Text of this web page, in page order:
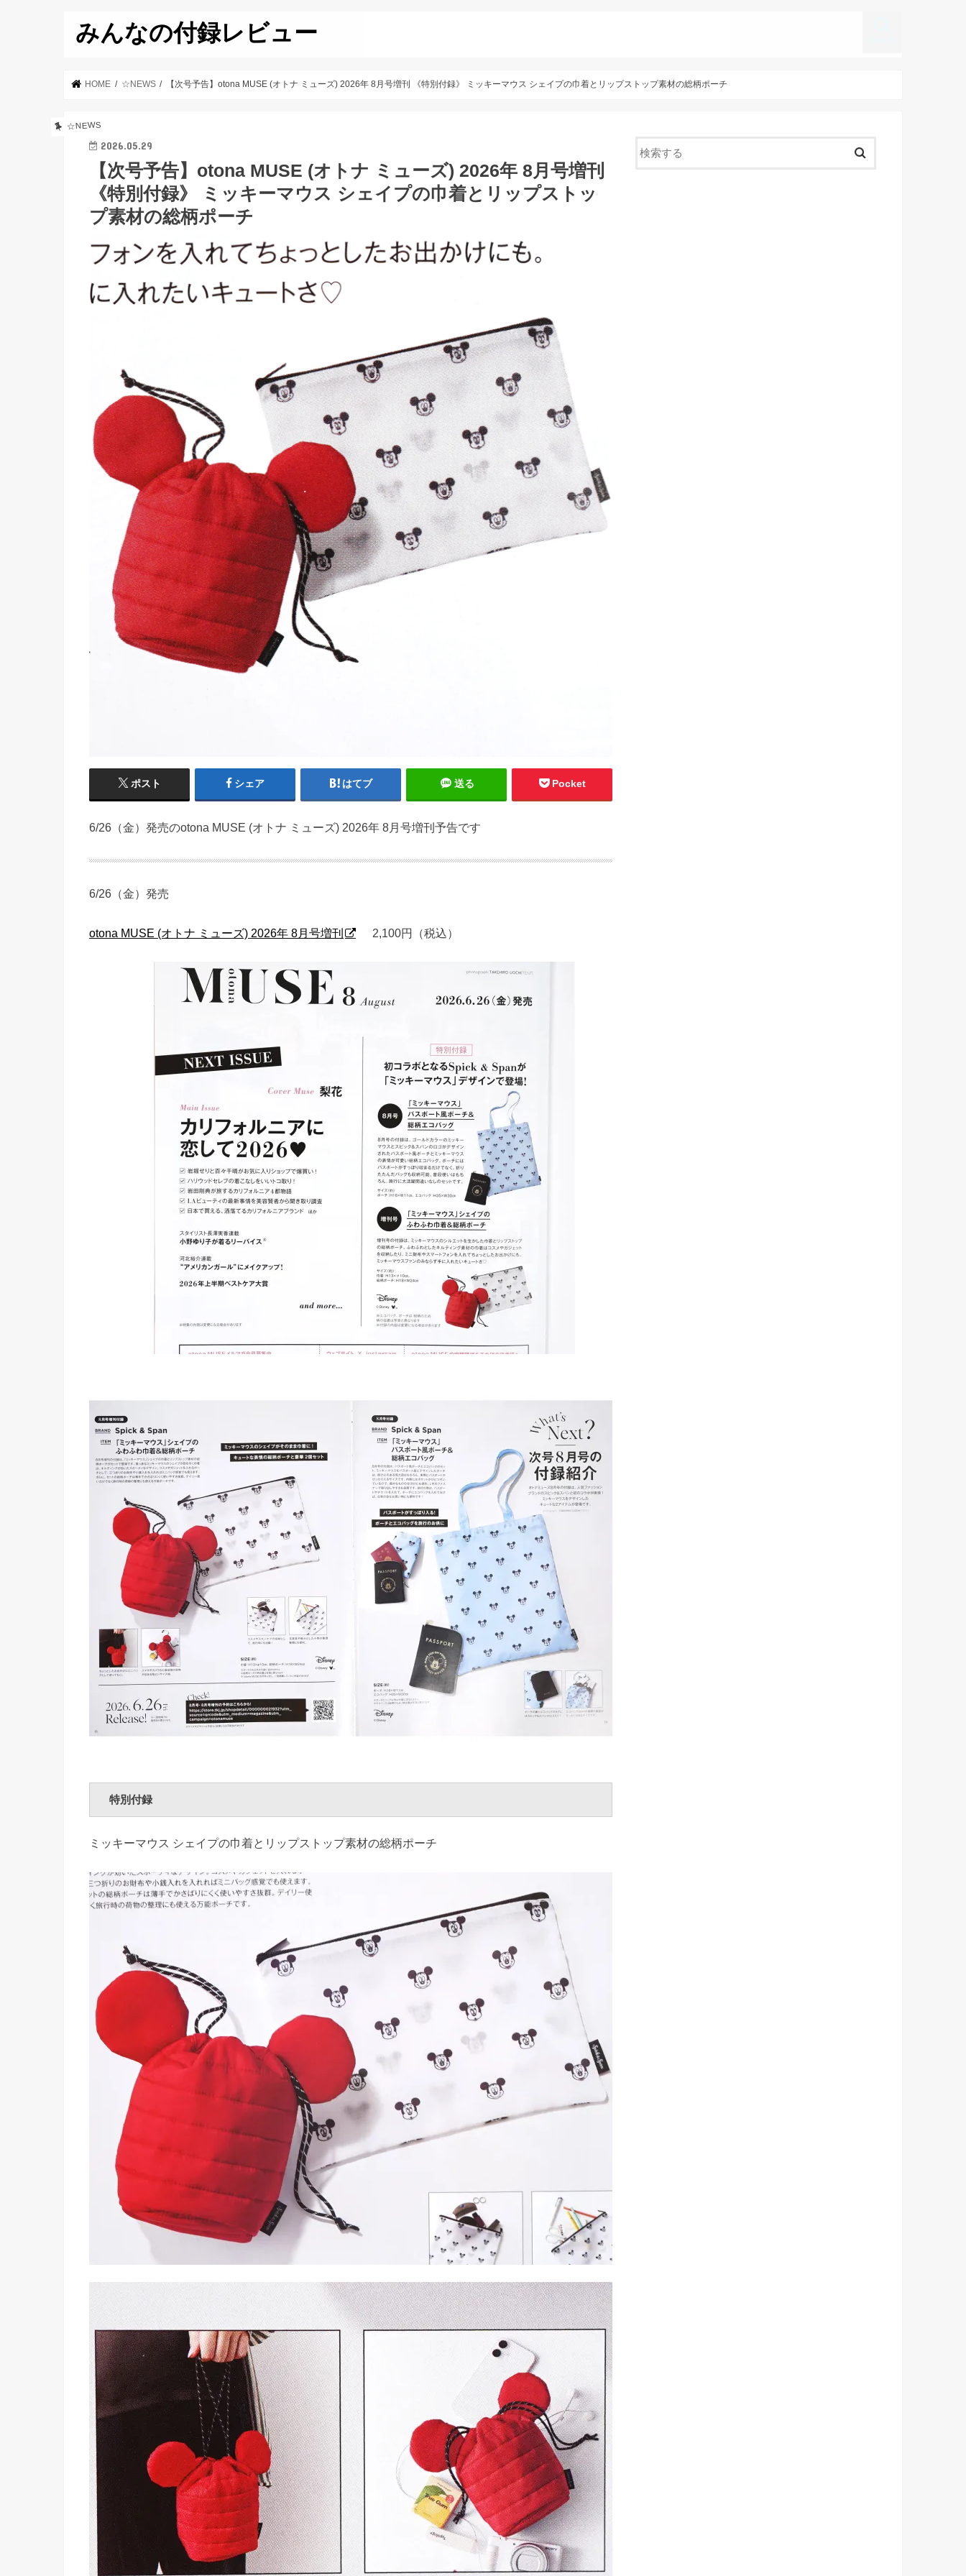
みんなの付録レビュー
HOME ☆NEWS 【次号予告】otona MUSE (オトナ ミューズ) 2026年 8月号増刊 《特別付録》 ミッキーマウス シェイプの巾着とリップストップ素材の総柄ポーチ
☆NEWS
2026.05.29
【次号予告】otona MUSE (オトナ ミューズ) 2026年 8月号増刊
《特別付録》 ミッキーマウス シェイプの巾着とリップストッ
プ素材の総柄ポーチ
ポスト シェア はてブ 送る Pocket
6/26（金）発売のotona MUSE (オトナ ミューズ) 2026年 8月号増刊予告です
6/26（金）発売
otona MUSE (オトナ ミューズ) 2026年 8月号増刊 2,100円（税込）
特別付録
ミッキーマウス シェイプの巾着とリップストップ素材の総柄ポーチ